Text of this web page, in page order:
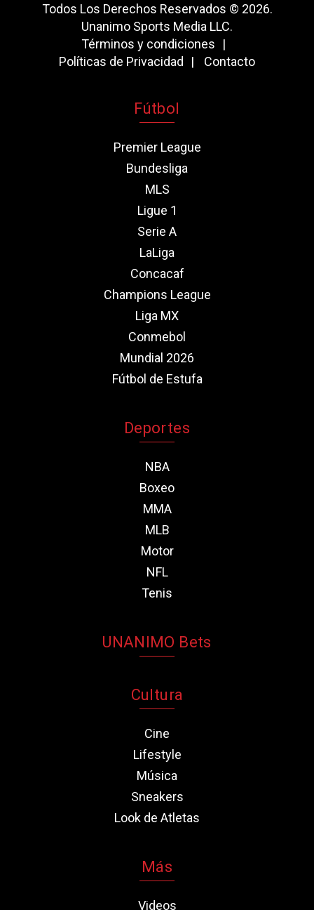
Todos Los Derechos Reservados © 2026.
Unanimo Sports Media LLC.
Términos y condiciones
Políticas de Privacidad
Contacto
Fútbol
Premier League
Bundesliga
MLS
Ligue 1
Serie A
LaLiga
Concacaf
Champions League
Liga MX
Conmebol
Mundial 2026
Fútbol de Estufa
Deportes
NBA
Boxeo
MMA
MLB
Motor
NFL
Tenis
UNANIMO Bets
Cultura
Cine
Lifestyle
Música
Sneakers
Look de Atletas
Más
Videos